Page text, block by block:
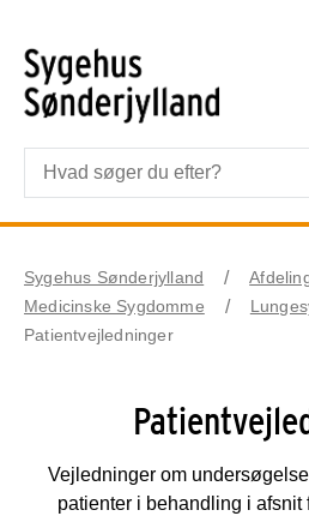
Sygehus Sønderjylland
Medicinske Sygdomme
Patientvejledninger
Vejledninger om
patienter i behandling i afsnit